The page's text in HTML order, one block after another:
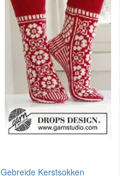
Gebreide Kerstsokken